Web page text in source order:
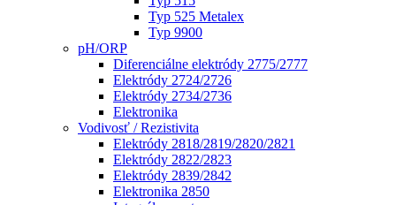
Typ 525 Metalex
Typ 9900
pH/ORP
Diferenciálne elektródy 2775/2777
Elektródy 2724/2726
Elektródy 2734/2736
Elektronika
Vodivosť / Rezistivita
Elektródy 2818/2819/2820/2821
Elektródy 2822/2823
Elektródy 2839/2842
Elektronika 2850